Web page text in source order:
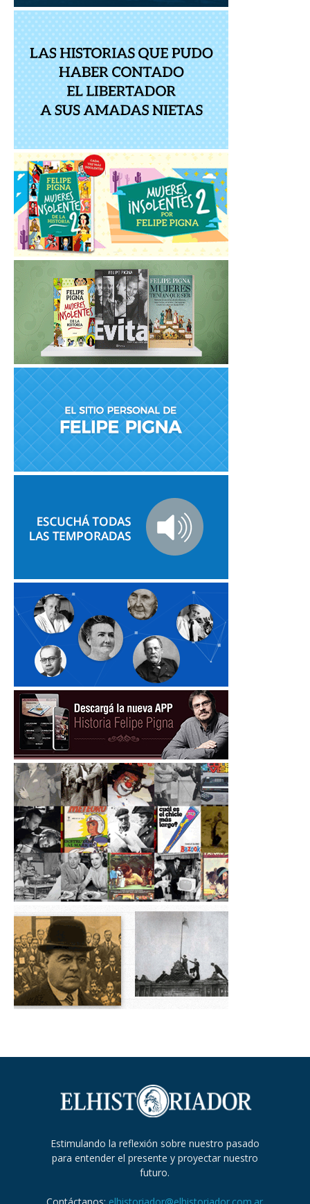
Estimulando la reflexión sobre nuestro pasado
para entender el presente y proyectar nuestro
futuro.
Contáctanos: elhistoriador@elhistoriador.com.ar